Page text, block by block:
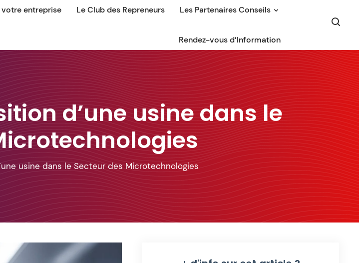
votre entreprise Le Club des Repreneurs Les Partenaires Conseils
Rendez-vous d’Information
d’une usine dans le
usine dans le Secteur des Microtechnologies